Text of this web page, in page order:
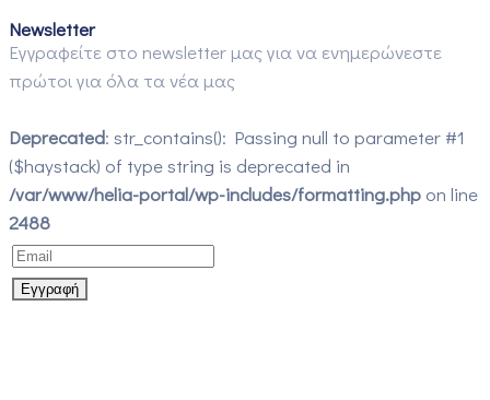
Newsletter
Εγγραφείτε στο newsletter μας για να ενημερώνεστε
πρώτοι για όλα τα νέα μας
Deprecated: str_contains(): Passing null to parameter #1
($haystack) of type string is deprecated in
/var/www/helia-portal/wp-includes/formatting.php on line
2488